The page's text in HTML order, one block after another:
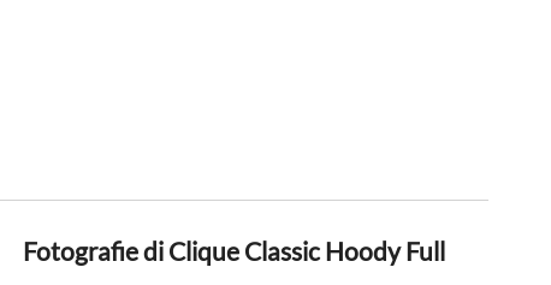
Fotografie di Clique Classic Hoody Full